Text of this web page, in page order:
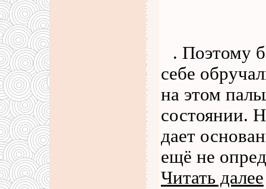
. Поэтому
себе
на этом
состоянии.
дает
ещё не
Читать далее